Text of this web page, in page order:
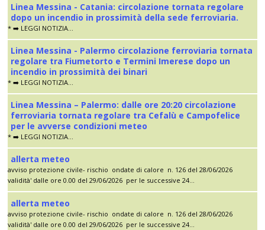
Linea Messina - Catania: circolazione tornata regolare
dopo un incendio in prossimità della sede ferroviaria.
* ➡️ LEGGI NOTIZIA...
Linea Messina - Palermo circolazione ferroviaria tornata
regolare tra Fiumetorto e Termini Imerese dopo un
incendio in prossimità dei binari
* ➡️ LEGGI NOTIZIA...
Linea Messina – Palermo: dalle ore 20:20 circolazione
ferroviaria tornata regolare tra Cefalù e Campofelice
per le avverse condizioni meteo
* ➡️ LEGGI NOTIZIA...
allerta meteo
avviso protezione civile- rischio ondate di calore n. 126 del 28/06/2026
validità' dalle ore 0.00 del 29/06/2026 per le successive 24...
allerta meteo
avviso protezione civile- rischio ondate di calore n. 126 del 28/06/2026
validità' dalle ore 0.00 del 29/06/2026 per le successive 24...